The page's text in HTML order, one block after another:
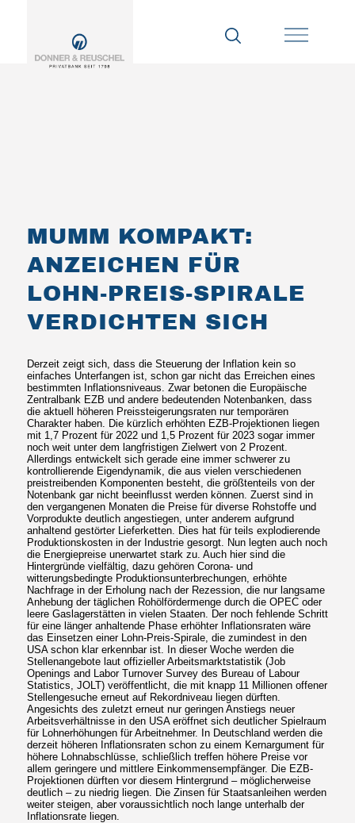
MUMM KOMPAKT:
ANZEICHEN FÜR
LOHN-PREIS-SPIRALE
VERDICHTEN SICH
Derzeit zeigt sich, dass die Steuerung der Inflation kein so
einfaches Unterfangen ist, schon gar nicht das Erreichen eines
bestimmten Inflationsniveaus. Zwar betonen die Europäische
Zentralbank EZB und andere bedeutenden Notenbanken, dass
die aktuell höheren Preissteigerungsraten nur temporären
Charakter haben. Die kürzlich erhöhten EZB-Projektionen liegen
mit 1,7 Prozent für 2022 und 1,5 Prozent für 2023 sogar immer
noch weit unter dem langfristigen Zielwert von 2 Prozent.
Allerdings entwickelt sich gerade eine immer schwerer zu
kontrollierende Eigendynamik, die aus vielen verschiedenen
preistreibenden Komponenten besteht, die größtenteils von der
Notenbank gar nicht beeinflusst werden können. Zuerst sind in
den vergangenen Monaten die Preise für diverse Rohstoffe und
Vorprodukte deutlich angestiegen, unter anderem aufgrund
anhaltend gestörter Lieferketten. Dies hat für teils explodierende
Produktionskosten in der Industrie gesorgt. Nun legten auch noch
die Energiepreise unerwartet stark zu. Auch hier sind die
Hintergründe vielfältig, dazu gehören Corona- und
witterungsbedingte Produktionsunterbrechungen, erhöhte
Nachfrage in der Erholung nach der Rezession, die nur langsame
Anhebung der täglichen Rohölfördermenge durch die OPEC oder
leere Gaslagerstätten in vielen Staaten. Der noch fehlende Schritt
für eine länger anhaltende Phase erhöhter Inflationsraten wäre
das Einsetzen einer Lohn-Preis-Spirale, die zumindest in den
USA schon klar erkennbar ist. In dieser Woche werden die
Stellenangebote laut offizieller Arbeitsmarktstatistik (Job
Openings and Labor Turnover Survey des Bureau of Labour
Statistics, JOLT) veröffentlicht, die mit knapp 11 Millionen offener
Stellengesuche erneut auf Rekordniveau liegen dürften.
Angesichts des zuletzt erneut nur geringen Anstiegs neuer
Arbeitsverhältnisse in den USA eröffnet sich deutlicher Spielraum
für Lohnerhöhungen für Arbeitnehmer. In Deutschland werden die
derzeit höheren Inflationsraten schon zu einem Kernargument für
höhere Lohnabschlüsse, schließlich treffen höhere Preise vor
allem geringere und mittlere Einkommensempfänger. Die EZB-
Projektionen dürften vor diesem Hintergrund – möglicherweise
deutlich – zu niedrig liegen. Die Zinsen für Staatsanleihen werden
weiter steigen, aber voraussichtlich noch lange unterhalb der
Inflationsrate liegen.